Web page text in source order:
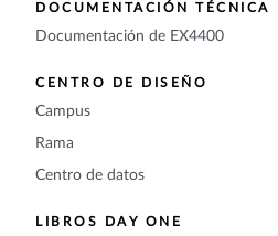
DOCUMENTACIÓN TÉCNICA
Documentación de EX4400
CENTRO DE DISEÑO
Campus
Rama
Centro de datos
LIBROS DAY ONE